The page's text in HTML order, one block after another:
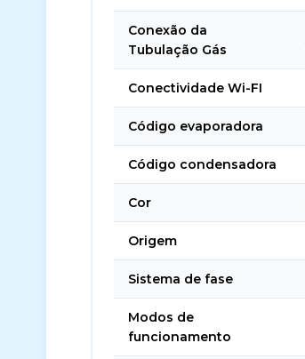
Conexão da
Tubulação Gás
Conectividade Wi-FI
Código evaporadora
Código condensadora
Cor
Origem
Sistema de fase
Modos de
funcionamento